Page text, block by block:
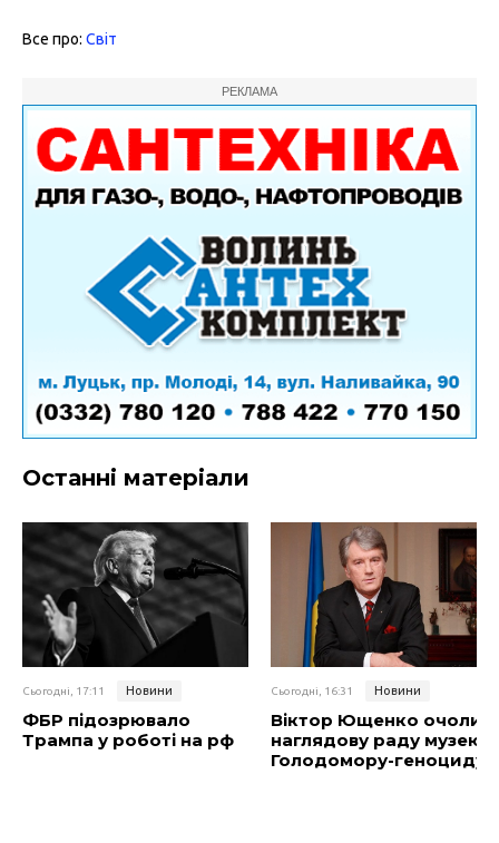
Все про: Світ
РЕКЛАМА
Останні матеріали
Сьогодні, 17:11 Новини
ФБР підозрювало
Трампа у роботі на рф
Сьогодні, 16:31 Новини
Віктор Ющенко очолив
наглядову раду музею
Голодомору-геноциду